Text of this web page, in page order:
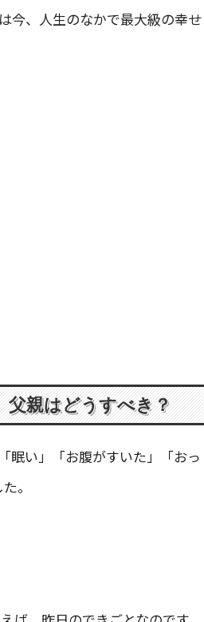
今、人生のなかで最大級の幸せ
父親はどうすべき？
眠い」「お腹がすいた」「おっ
。